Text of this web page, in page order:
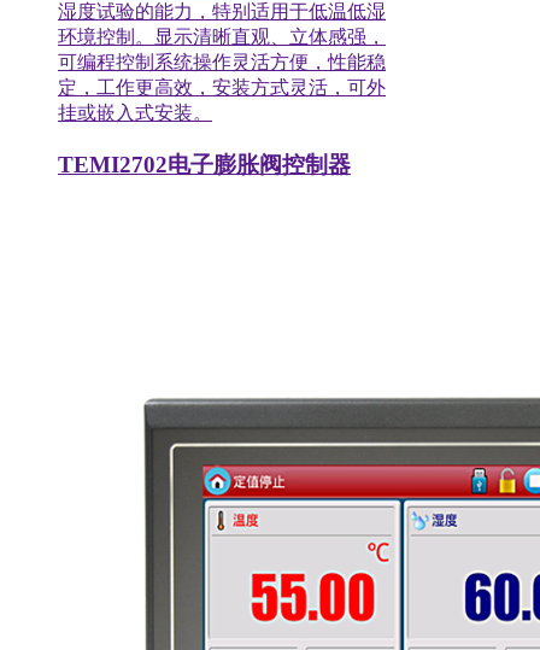
湿度试验的能力，特别适用于低温低湿
环境控制。显示清晰直观、立体感强，
可编程控制系统操作灵活方便，性能稳
定，工作更高效，安装方式灵活，可外
挂或嵌入式安装。
TEMI2702电子膨胀阀控制器